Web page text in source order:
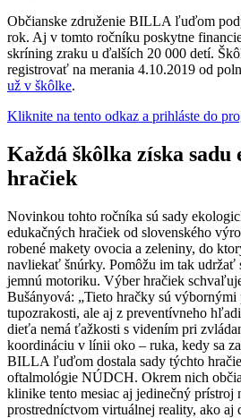
Občianske združenie BILLA ľuďom
rok. Aj v tomto ročníku poskytne
skríning zraku u ďalších 20 000 detí.
registrovať na merania 4.10.2019 od
už v škôlke.
Kliknite na tento odkaz a prihláste do
Každá škôlka získa sadu
hračiek
Novinkou tohto ročníka sú sady
edukačných hračiek od slovenského
robené makety ovocia a zeleniny, do
navliekať šnúrky. Pomôžu im tak udržať
jemnú motoriku. Výber hračiek
Bušányová: „Tieto hračky sú
tupozrakosti, ale aj z preventívneho
dieťa nemá ťažkosti s videním pri
koordináciu v línii oko – ruka, kedy sa
BILLA ľuďom dostala sady týchto
oftalmológie NÚDCH. Okrem nich
klinike tento mesiac aj jedinečný prístroj
prostredníctvom virtuálnej reality, ako aj